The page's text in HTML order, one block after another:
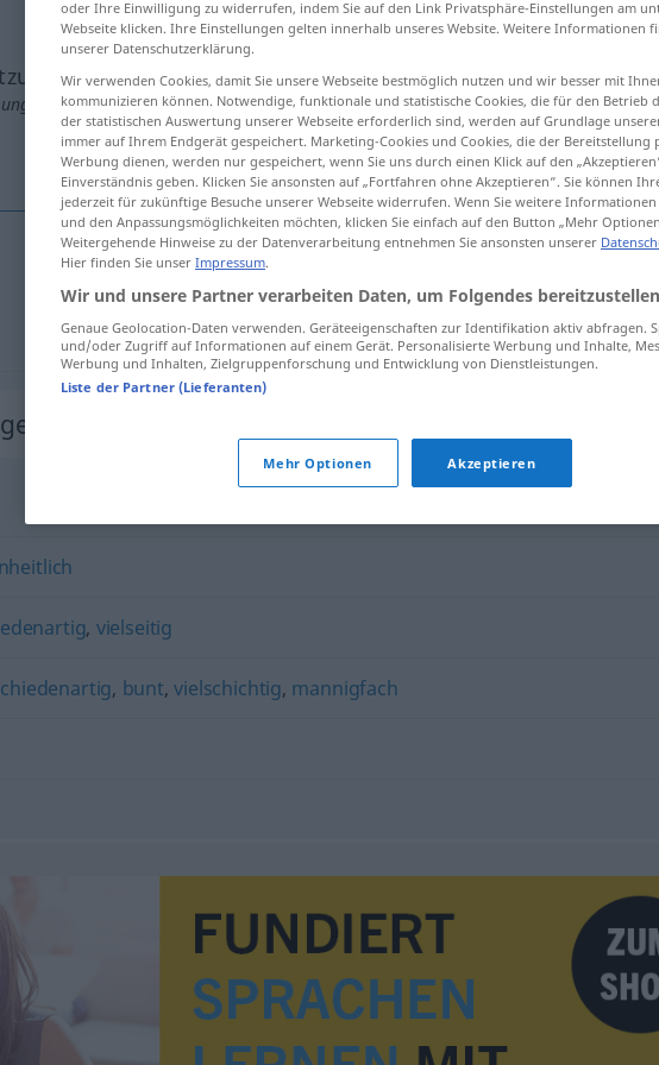
anklicken/antippen)
gemischt GASTR
, vielseitig
, bunt,vielschichtig, mannigfach
oder Ihre Einwilligung zu widerrufen, indem Sie auf den Link Privatsphäre-Einstellungen am
Webseite klicken. Ihre Einstellungen gelten innerhalb unseres Website. Weitere Informationen
unserer Datenschutzerklärung.
Wir verwenden Cookies, damit Sie unsere Webseite bestmöglich nutzen und wir besser mit
kommunizieren können. Notwendige, funktionale und statistische Cookies, die für den Betrieb
der statistischen Auswertung unserer Webseite erforderlich sind, werden auf Grundlage
immer auf Ihrem Endgerät gespeichert. Marketing-Cookies und Cookies, die der Bereitstellung
Werbung dienen, werden nur gespeichert, wenn Sie uns durch einen Klick auf den
Einverständnis geben. Klicken Sie ansonsten auf „Fortfahren ohne Akzeptieren“. Sie können
jederzeit für zukünftige Besuche unserer Webseite widerrufen. Wenn Sie weitere Informationen
und den Anpassungsmöglichkeiten möchten, klicken Sie einfach auf den Button „Mehr
Weitergehende Hinweise zu der Datenverarbeitung entnehmen Sie ansonsten unserer
Hier finden Sie unser Impressum.
Wir und unsere Partner verarbeiten Daten, um Folgendes
Genaue Geolocation-Daten verwenden. Geräteeigenschaften zur Identifikation aktiv abfragen.
und/oder Zugriff auf Informationen auf einem Gerät. Personalisierte Werbung und Inhalte,
Werbung und Inhalten, Zielgruppenforschung und Entwicklung von Dienstleistungen.
Liste der Partner (Lieferanten)
Mehr Optionen Akzeptieren